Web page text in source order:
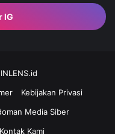
IG
Kebijakan Privasi
Media Siber
Kontak Kami